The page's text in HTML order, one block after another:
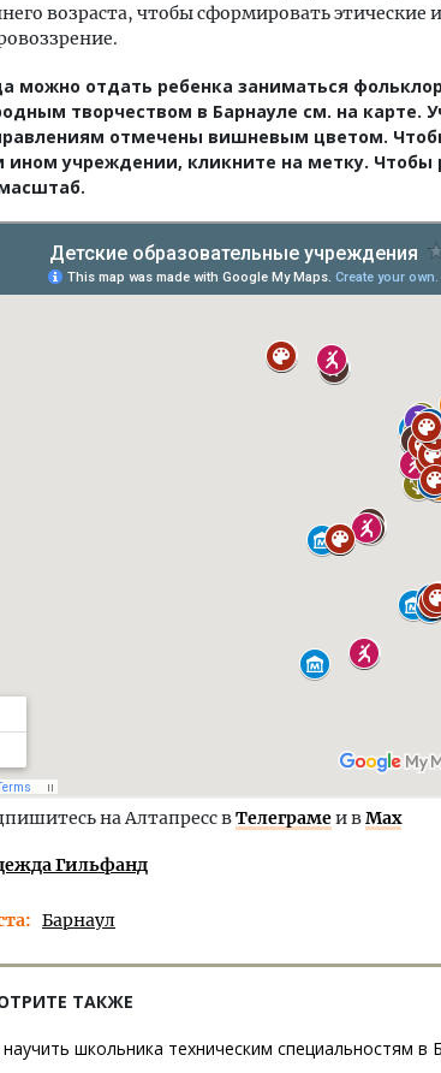
возраста, чтобы сформировать этические
можно отдать ребенка заниматься
творчеством в Барнауле см. на карте.
отмечены вишневым цветом.
ином учреждении, кликните на метку. Чтобы
на Алтапресс вТелеграмеи вMax
Гильфанд
Барнаул
ТАКЖЕ
научить школьника техническим специальностям в